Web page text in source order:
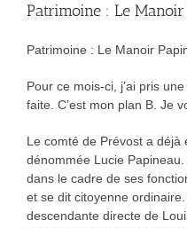
Patrimoine : Le
Patrimoine : Le Manoir
Pour ce mois-ci, j’ai pris
faite. C’est mon plan B. Je
Le comté de Prévost a déjà
dénommée Lucie
dans le cadre de ses
et se dit citoyenne ordinaire.
descendante directe de